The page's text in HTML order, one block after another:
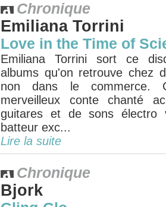
Chronique
Emiliana Torrini
Love in the Time of
Emiliana Torrini sort ce
albums qu'on retrouve chez
non dans le commerce.
merveilleux conte chanté
guitares et de sons électro
batteur exc...
Lire la suite
Chronique
Bjork